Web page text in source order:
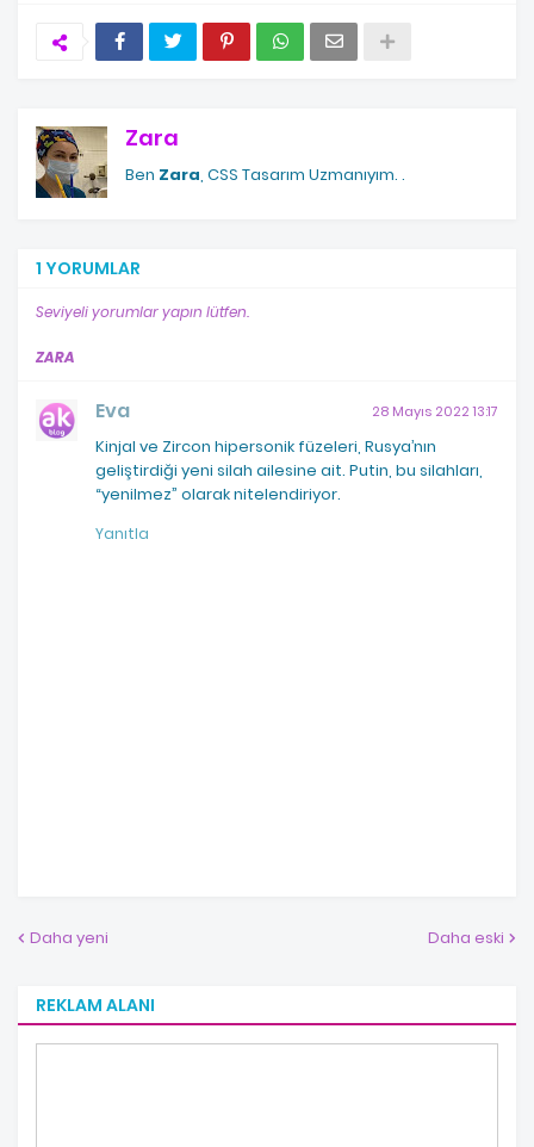
Zara
Ben Zara, CSS Tasarım Uzmanıyım. .
1 YORUMLAR
Seviyeli yorumlar yapın lütfen.
ZARA
Eva 28 Mayıs 2022 13:17
Kinjal ve Zircon hipersonik füzeleri, Rusya’nın
geliştirdiği yeni silah ailesine ait. Putin, bu silahları,
“yenilmez” olarak nitelendiriyor.
Yanıtla
Daha yeni Daha eski
REKLAM ALANI